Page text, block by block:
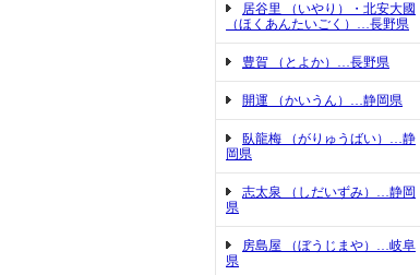
居谷里 （いやり）・北安大國
（ほくあんたいごく）…長野県
豊賀 （とよか）…長野県
開運 （かいうん）…静岡県
臥龍梅 （がりゅうばい）…静
岡県
志太泉 （しだいずみ）…静岡
県
房島屋 （ぼうじまや）…岐阜
県